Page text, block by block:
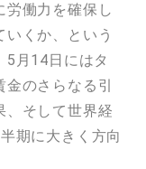
働力を確保し
くか、という
5月14日にはタ
のさらなる引
、そして世界経
期に大きく方向